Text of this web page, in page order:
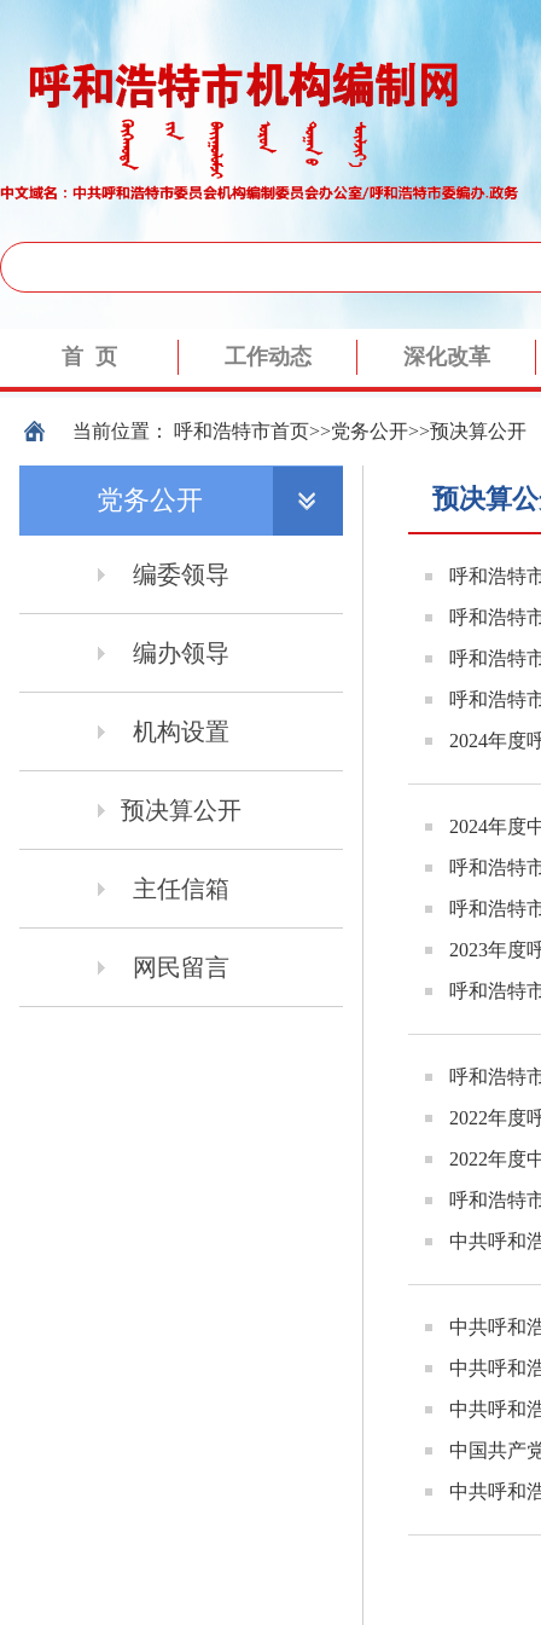
当前位置： 呼和浩特市首页>>党务公开>>预决算公开
党务公开
编委领导
编办领导
机构设置
预决算公开
主任信箱
网民留言
预决算
呼和浩特
呼和浩特
呼和浩特
呼和浩特
2024年度
2024年度
呼和浩特
呼和浩特
2023年度
呼和浩特
呼和浩特
2022年度
2022年度
呼和浩特
中共呼和
中共呼和
中共呼和
中共呼和
中国共产
中共呼和